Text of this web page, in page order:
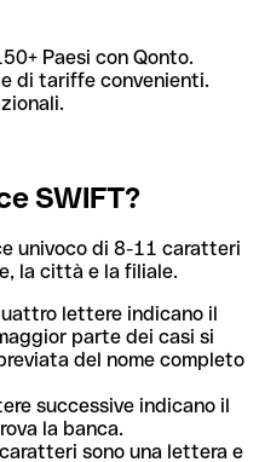
Paesi con Qonto.
di tariffe convenienti.
SWIFT?
univoco di 8-11 caratteri
la città e la filiale.
lettere indicano il
parte dei casi si
del nome completo
successive indicano il
la banca.
sono una lettera e